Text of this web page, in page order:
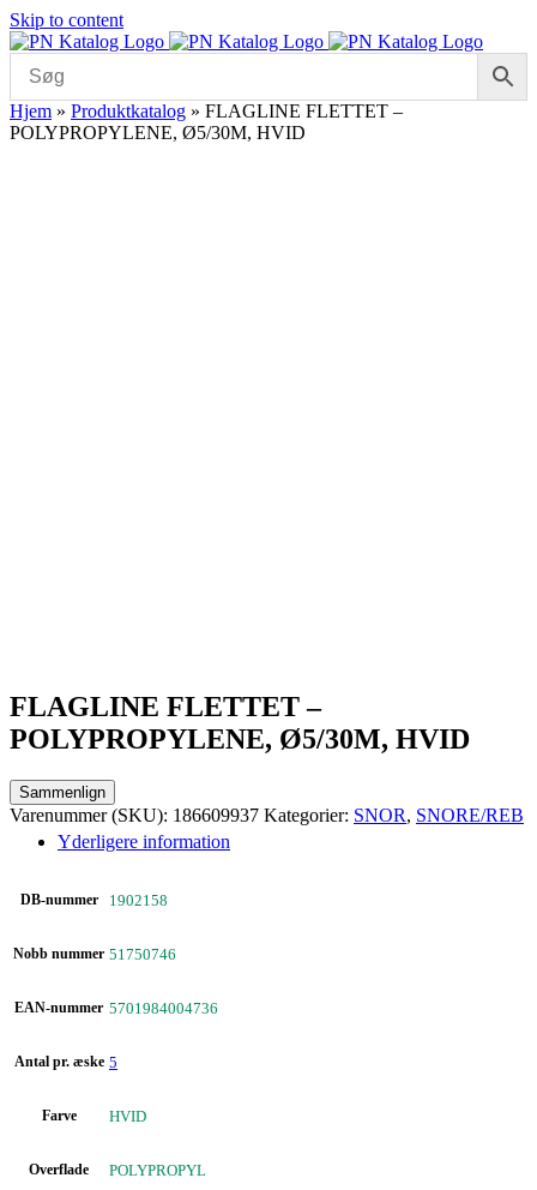
Skip to content
Hjem » Produktkatalog » FLAGLINE FLETTET –
POLYPROPYLENE, Ø5/30M, HVID
FLAGLINE FLETTET –
POLYPROPYLENE, Ø5/30M, HVID
Sammenlign
Varenummer (SKU): 186609937 Kategorier: SNOR, SNORE/REB
Yderligere information
DB-nummer 1902158
Nobb nummer 51750746
EAN-nummer 5701984004736
Antal pr. æske 5
Farve HVID
Overflade POLYPROPYL